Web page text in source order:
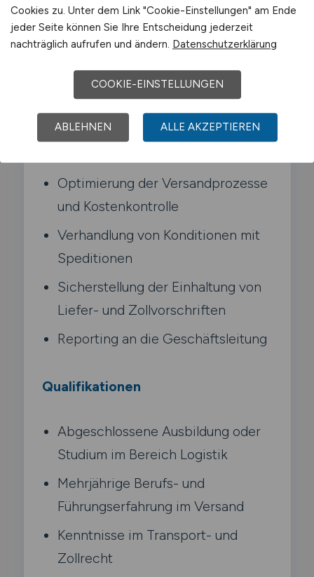
Logistikdienstleistern und stellst die
pünktliche Auslieferung sicher.
Typische Aufgaben in Meckenheim
Führung und Einsatzplanung des
Optimierung der Versandprozesse
und Kostenkontrolle
Verhandlung von Konditionen mit
Speditionen
Sicherstellung der Einhaltung von
Liefer- und Zollvorschriften
Reporting an die Geschäftsleitung
Qualifikationen
Abgeschlossene Ausbildung oder
Studium im Bereich Logistik
Mehrjährige Berufs- und
Führungserfahrung im Versand
Kenntnisse im Transport- und
Zollrecht
Cookies zu. Unter dem Link "Cookie-Einstellungen" am Ende
jeder Seite können Sie Ihre Entscheidung jederzeit
nachträglich aufrufen und ändern. Datenschutzerklärung
COOKIE-EINSTELLUNGEN
ABLEHNEN ALLE AKZEPTIEREN